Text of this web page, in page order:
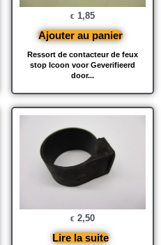
Ressort de contacteur de feux
stop Icoon voor Geverifieerd
door...
€ 1,85
Ajouter au panier
€ 2,50
Lire la suite